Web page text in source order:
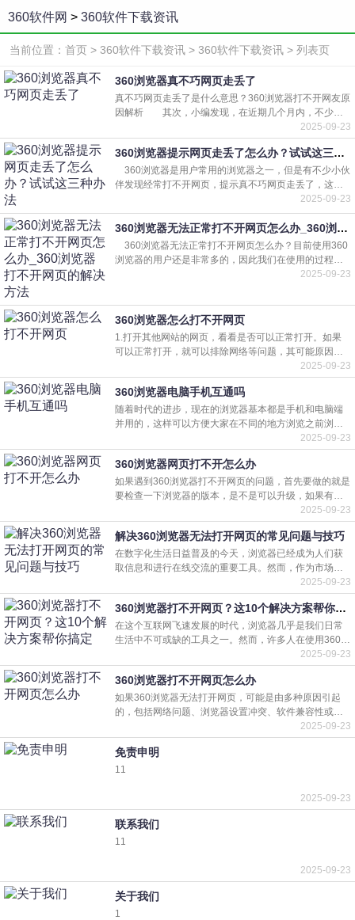
360软件网 > 360软件下载资讯
首页
电脑软件
手机软件
软件资讯
当前位置： 首页 > 360软件下载资讯 > 360软件下载资讯 > 列表页
360浏览器真不巧网页走丢了
真不巧网页走丢了是什么意思？360浏览器打不开网友原
因解析 其次，小编发现，在近期几个月内，不少用
户均发现了这一坑爹的事件。这说明，360浏览器本身
BUG就很多!小编也遇到了!正
2025-09-23
360浏览器提示网页走丢了怎么办？试试这三种办法
360浏览器是用户常用的浏览器之一，但是有不少小伙
伴发现经常打不开网页，提示真不巧网页走丢了，这要
如何恢复？这种情况的原因有很多，今天小编就给大家
分享三个360浏览器打不开网
2025-09-23
360浏览器无法正常打不开网页怎么办_360浏览器打不开网页的解决方法
360浏览器无法正常打不开网页怎么办？目前使用360
浏览器的用户还是非常多的，因此我们在使用的过程中
难免会遇到一些比较少见的问题，例如在使用的时候发
2025-09-23
360浏览器怎么打不开网页
1.打开其他网站的网页，看看是否可以正常打开。如果
可以正常打开，就可以排除网络等问题，其可能原因是
所访问的网站处于维护状态，或者是访问的高峰期，稍
后再打开。2.查看电脑右下角
2025-09-23
360浏览器电脑手机互通吗
随着时代的进步，现在的浏览器基本都是手机和电脑端
并用的，这样可以方便大家在不同的地方浏览之前浏览
过的网页，所以电脑和手机端都是互通的，不过还是有
些用户不会使用，我们一起看
2025-09-23
360浏览器网页打不开怎么办
如果遇到360浏览器打不开网页的问题，首先要做的就是
要检查一下浏览器的版本，是不是可以升级，如果有新
版本一般升级一下360浏览器就好了。如果已经是最新版
的360浏览器了，还是网
2025-09-23
解决360浏览器无法打开网页的常见问题与技巧
在数字化生活日益普及的今天，浏览器已经成为人们获
取信息和进行在线交流的重要工具。然而，作为市场上
颇具人气的360浏览器，也难免会遇到打不开网页的技术
问题。本文将深入探讨
2025-09-23
360浏览器打不开网页？这10个解决方案帮你搞定
在这个互联网飞速发展的时代，浏览器几乎是我们日常
生活中不可或缺的工具之一。然而，许多人在使用360浏
览器时可能会遇到一个恼人的问题——网页打不开。这
不仅令人
2025-09-23
360浏览器打不开网页怎么办
如果360浏览器无法打开网页，可能是由多种原因引起
的，包括网络问题、浏览器设置冲突、软件兼容性或病
毒感染等。以下是综合多个搜索结果的解决方案，按优
先级排序：1. 检查网络连接
2025-09-23
免责申明
11
2025-09-23
联系我们
11
2025-09-23
关于我们
1